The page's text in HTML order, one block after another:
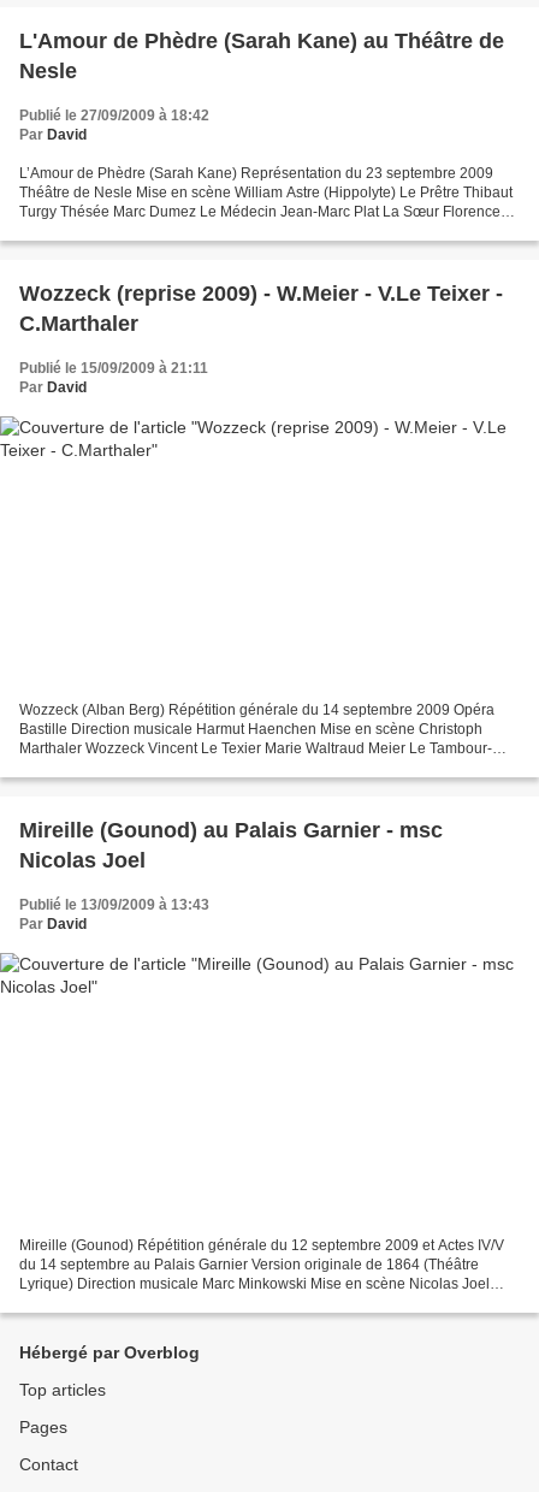
L'Amour de Phèdre (Sarah Kane) au Théâtre de
Nesle
Publié le 27/09/2009 à 18:42
Par David
L’Amour de Phèdre (Sarah Kane) Représentation du 23 septembre 2009
Théâtre de Nesle Mise en scène William Astre (Hippolyte) Le Prêtre Thibaut
Turgy Thésée Marc Dumez Le Médecin Jean-Marc Plat La Sœur Florence
Wozzeck (reprise 2009) - W.Meier - V.Le Teixer -
C.Marthaler
Publié le 15/09/2009 à 21:11
Par David
Wozzeck (Alban Berg) Répétition générale du 14 septembre 2009 Opéra
Bastille Direction musicale Harmut Haenchen Mise en scène Christoph
Marthaler Wozzeck Vincent Le Texier Marie Waltraud Meier Le Tambour-
Mireille (Gounod) au Palais Garnier - msc
Nicolas Joel
Publié le 13/09/2009 à 13:43
Par David
Mireille (Gounod) Répétition générale du 12 septembre 2009 et Actes IV/V
du 14 septembre au Palais Garnier Version originale de 1864 (Théâtre
Lyrique) Direction musicale Marc Minkowski Mise en scène Nicolas Joel
Hébergé par Overblog
Top articles
Pages
Contact